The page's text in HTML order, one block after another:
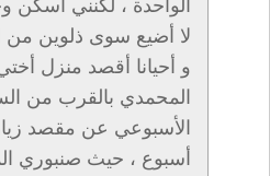
الواحدة ، لكنني أسكن
لا أضيع سوى ذلوين من
و أحيانا أقصد منزل
المحمدي بالقرب من
الأسبوعي عن مقصد
أسبوع ، حيث صنبوري